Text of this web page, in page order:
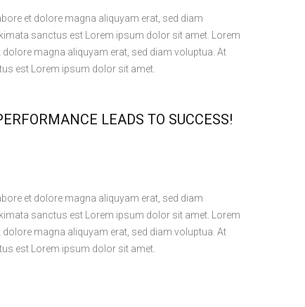
et dolore magna aliquyam erat, sed diam
sanctus est Lorem ipsum dolor sit amet. Lorem
magna aliquyam erat, sed diam voluptua. At
est Lorem ipsum dolor sit amet.
LEADS TO SUCCESS!
et dolore magna aliquyam erat, sed diam
sanctus est Lorem ipsum dolor sit amet. Lorem
magna aliquyam erat, sed diam voluptua. At
est Lorem ipsum dolor sit amet.